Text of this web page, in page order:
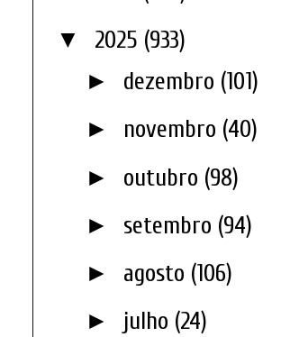
▼ 2025 (933)
► dezembro (101)
► novembro (40)
► outubro (98)
► setembro (94)
► agosto (106)
► julho (24)